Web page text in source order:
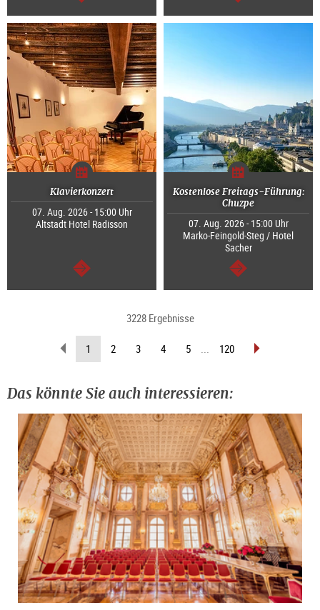
weiter weiter
Klavierkonzert
07. Aug. 2026 - 15:00 Uhr
Altstadt Hotel Radisson
weiter
Kostenlose Freitags-Führung:
Chuzpe
07. Aug. 2026 - 15:00 Uhr
Marko-Feingold-Steg / Hotel
Sacher
weiter
3228 Ergebnisse
zurückblättern
1 (aktuelle
Seite)
2 3 4 5 ... 120 vorblättern
Das könnte Sie auch interessieren: